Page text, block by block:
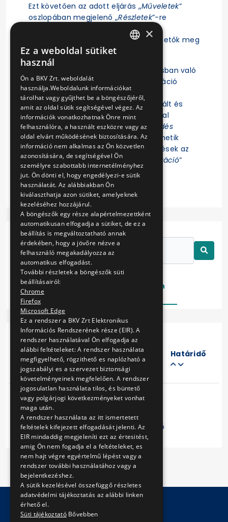
Ezt követően az adott eljárás „Műveletek”
oszlopában megjelenő „Részletek”-re
kattintás után érhető el az eljárás
ajánlattételi felhívása, illetve tekinthetők meg
az eljárásra vonatkozó főbb adatok.
Felhívjuk a figyelmet, hogy az eljárásban való
részvételhez az EKR-be való regisztráció
szükséges! Az eljárás további
dokumentumait az EKR-ben regisztrált és
ajánlat összeállítására jogosultsággal
rendelkező Felhasználók az „Érdeklődés
jelzése” funkció indítása után tekinthetik
meg. Az eljárással kapcsolatos kérdések az
EKR-ben erre létrehozott „
Kommunikáció”
felületen tehetők fel.
Folyamatban
Cím
Eljárás
száma
Határidő
Előző 1 Következő
×
Ez a weboldal sütiket
használ
Ön a BKV Zrt. weboldalát
használja.Weboldalunk információkat
tárolhat vagy gyűjthet be a böngészőjéről,
amit az oldal sütik segítségével végez. Az
információk vonatkozhatnak Önre mint
felhasználóra, a használt eszközre vagy az
oldal elvárt működésének biztosítására. Az
információ nem alkalmas az Ön közvetlen
azonosítására, de segítségével Ön
személyre szabottabb internetélményhez
jut. Ön dönti el, hogy engedélyezi-e sütik
használatát. Az alábbiakban Ön
kiválaszthatja azon sütiket, amelyeknek
kezeléséhez hozzájárul.
A böngészők egy része alapértelmezettként
automatikusan elfogadja a sütiket, de ez a
beállítás is megváltoztatható annak
érdekében, hogy a jövőre nézve a
felhasználó megakadályozza az
automatikus elfogadást.
További részletek a böngészők süti
beállításairól:
Chrome
Firefox
Microsoft Edge
Ez a rendszer a BKV Zrt Elektronikus
Információs Rendszerének része (EIR). A
rendszer használatával Ön elfogadja az
alábbi feltételeket: A rendszer használata
megfigyelhető, rögzithető es naplózható a
jogszabályi es a szervezet biztonsági
követelményeinek megfelelően. A rendszer
jogosulatlan használata tilos, és büntető
vagy polgárjogi következményeket vonhat
maga után.
A rendszer használata az itt ismertetett
feltételek kifejezett elfogadását jelenti. Az
EIR mindaddig megjeleníti ezt az értesitést,
amig Ön nem fogadja el a feltételeket, es
nem hajt végre egyértelmű lépést vagy a
rendszer további használatához vagy a
bejelentkezéshez.
A sütik kezelésével összefüggő részletes
adatvédelmi tájékoztatás az alábbi linken
érhető el.
Süti tájékoztató Bővebben